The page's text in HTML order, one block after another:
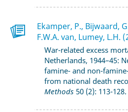
Ekamper, P., Bijwaard,
F.W.A. van, Lumey, L.H.
War-related excess
Netherlands, 1944–45:
famine- and non-
from national death
Methods 50 (2): 113-128.